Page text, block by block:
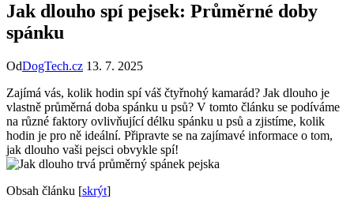
Jak dlouho spí pejsek: Průměrné doby
spánku
OdDogTech.cz 13. 7. 2025
Zajímá vás, kolik hodin spí váš čtyřnohý kamarád? Jak dlouho je
vlastně průměrná doba spánku u psů? V tomto článku se podíváme
na různé faktory ovlivňující délku spánku u psů a zjistíme, kolik
hodin je pro ně ideální. Připravte se na zajímavé informace o tom,
jak dlouho vaši pejsci obvykle spí!
Obsah článku [skrýt]